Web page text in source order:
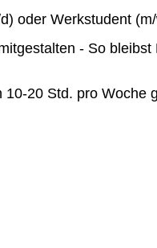
oder Werkstudent
- So bleibst
20 Std. pro Woche